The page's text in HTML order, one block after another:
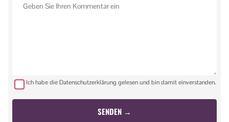
Ich habe die Datenschutzerklärung gelesen und bin damit einverstanden.